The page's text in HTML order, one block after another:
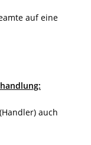
auf eine
auch